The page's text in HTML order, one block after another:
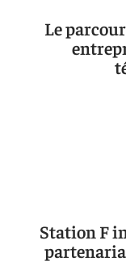
Le
Station F